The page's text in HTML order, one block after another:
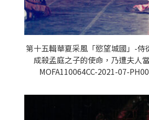
第十五輯華夏采風「慾望城國」-侍
成殺孟庭之子的使命，乃遭夫人
MOFA110064CC-2021-07-